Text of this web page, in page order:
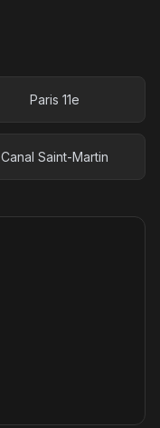
Paris 11e
Canal Saint-Martin